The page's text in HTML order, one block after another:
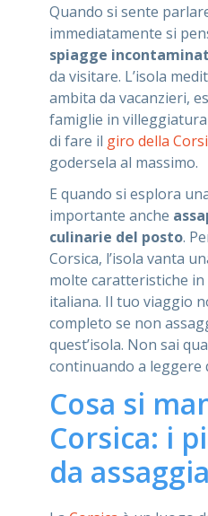
ASSISTENZA
AssistenzaOnline
Assistenza02 76028132
Quando si sente
immediatamente si
spiagge
da visitare. L’isola
ambita da vacanzieri,
famiglie in
di fare il giro della
godersela al massimo.
E quando si esplora
importante anche
culinarie del posto.
Corsica, l’isola vanta
molte caratteristiche in
italiana. Il tuo viaggio
completo se non
quest’isola. Non sai
continuando a leggere
Cosa si
Corsica: i
da